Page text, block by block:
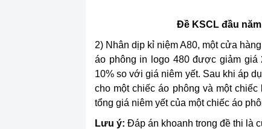
Đề KSCL đầu
2) Nhân dịp kỉ niệm A80, một cửa
áo phông in logo 480 được giảm
10% so với giá niêm yết. Sau khi áp
cho một chiếc áo phông và một
tổng giá niêm yết của một chiếc áo
Lưu ý: Đáp án khoanh trong đề thi là